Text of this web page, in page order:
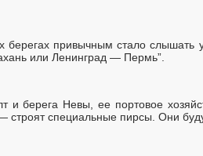
берегах привычным стало
или Ленинград — Пермь”.
и берега Невы, ее портовое
специальные пирсы. Они